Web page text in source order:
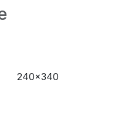
240x340